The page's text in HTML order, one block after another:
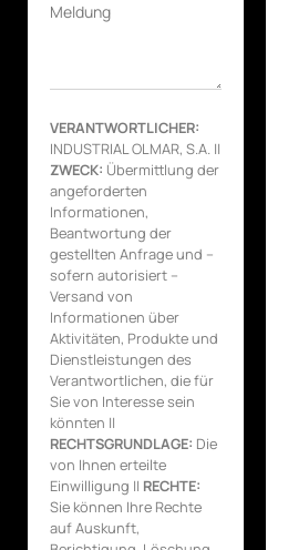
Meldung
VERANTWORTLICHER:
INDUSTRIAL OLMAR, S.A. ||
ZWECK: Übermittlung der
angeforderten
Informationen,
Beantwortung der
gestellten Anfrage und –
sofern autorisiert –
Versand von
Informationen über
Aktivitäten, Produkte und
Dienstleistungen des
Verantwortlichen, die für
Sie von Interesse sein
könnten ||
RECHTSGRUNDLAGE: Die
von Ihnen erteilte
Einwilligung || RECHTE:
Sie können Ihre Rechte
auf Auskunft,